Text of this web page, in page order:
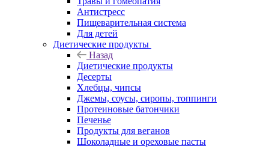
Антистресс
Пищеварительная система
Для детей
Диетические продукты
Назад
Диетические продукты
Десерты
Хлебцы, чипсы
Джемы, соусы, сиропы, топпинги
Протеиновые батончики
Печенье
Продукты для веганов
Шоколадные и ореховые пасты